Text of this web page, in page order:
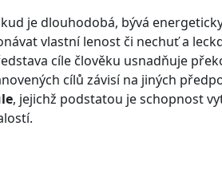
je dlouhodobá, bývá
vlastní lenost či nechuť a
cíle člověku usnadňuje
cílů závisí na jiných
, jejichž podstatou je schopnost